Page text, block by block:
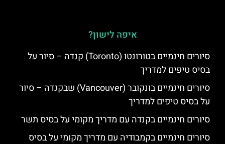
איפה לישון?
סיורים חינמיים בטורונטו (Toronto) קנדה – סיור על
בסיס טיפים למדריך
סיורים חינמיים בונקובר (Vancouver) שבקנדה – סיור
על בסיס טיפים למדריך
סיורים חינמיים בקנדה עם מדריך מקומי על בסיס תשר
סיורים חינמיים בקמבודיה עם מדריך מקומי על בסיס